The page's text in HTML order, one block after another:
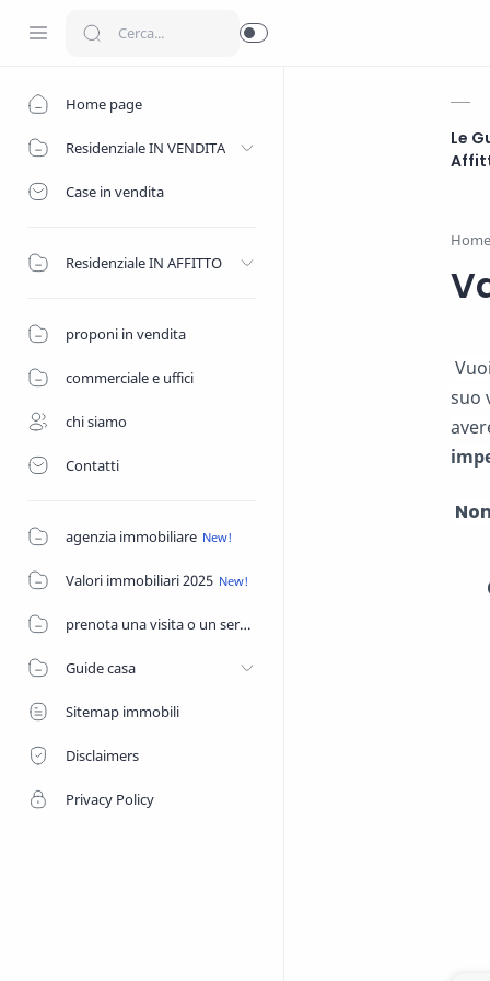
Home page
Residenziale IN VENDITA
Case in vendita
Residenziale IN AFFITTO
proponi in vendita
commerciale e uffici
chi siamo
Contatti
agenzia immobiliare
Valori immobiliari 2025
prenota una visita o un servizio di agenzia
Guide casa
Sitemap immobili
Disclaimers
Privacy Policy
Le
Home
suo